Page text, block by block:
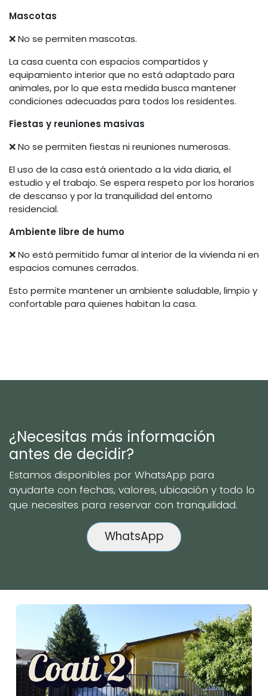
Mascotas
❌ No se permiten mascotas.
La casa cuenta con espacios compartidos y
equipamiento interior que no está adaptado para
animales, por lo que esta medida busca mantener
condiciones adecuadas para todos los residentes.
Fiestas y reuniones masivas
❌ No se permiten fiestas ni reuniones numerosas.
El uso de la casa está orientado a la vida diaria, el
estudio y el trabajo. Se espera respeto por los horarios
de descanso y por la tranquilidad del entorno
residencial.
Ambiente libre de humo
❌ No está permitido fumar al interior de la vivienda ni en
espacios comunes cerrados.
Esto permite mantener un ambiente saludable, limpio y
confortable para quienes habitan la casa.
¿Necesitas más información
antes de decidir?
Estamos disponibles por WhatsApp para
ayudarte con fechas, valores, ubicación y todo lo
que necesites para reservar con tranquilidad.
WhatsApp